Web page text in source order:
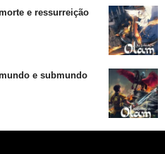
e ressurreição
e submundo